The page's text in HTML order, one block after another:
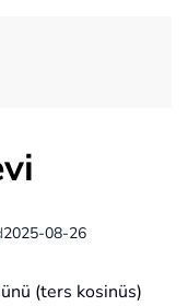
2025-08-26
(ters kosinüs)